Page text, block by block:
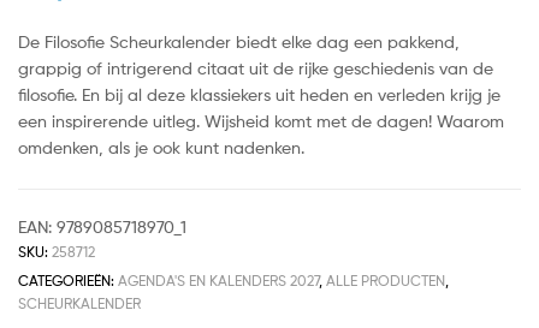
De Filosofie Scheurkalender biedt elke dag een pakkend,
grappig of intrigerend citaat uit de rijke geschiedenis van de
filosofie. En bij al deze klassiekers uit heden en verleden krijg je
een inspirerende uitleg. Wijsheid komt met de dagen! Waarom
omdenken, als je ook kunt nadenken.
EAN: 9789085718970_1
SKU: 258712
CATEGORIEËN: AGENDA'S EN KALENDERS 2027, ALLE PRODUCTEN
SCHEURKALENDER